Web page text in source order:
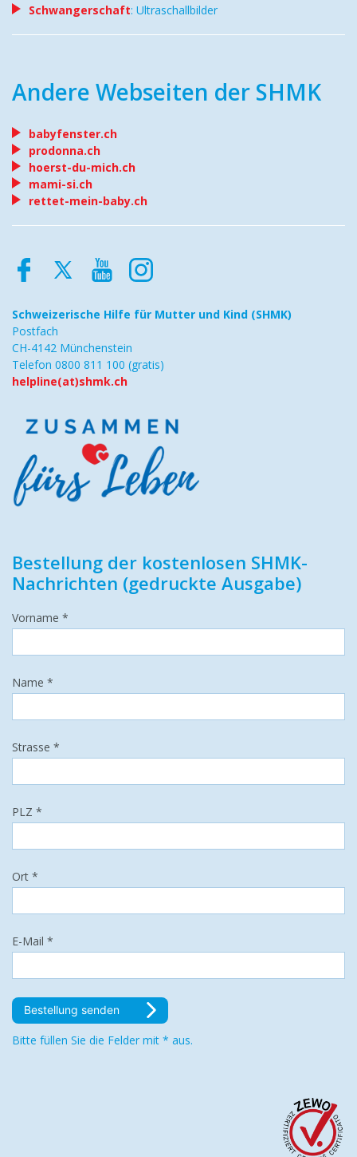
Schwangerschaft: Ultraschallbilder
Andere Webseiten der SHMK
babyfenster.ch
prodonna.ch
hoerst-du-mich.ch
mami-si.ch
rettet-mein-baby.ch
Schweizerische Hilfe für Mutter und Kind (SHMK)
Postfach
CH-4142 Münchenstein
Telefon 0800 811 100 (gratis)
helpline(at)shmk.ch
Bestellung der kostenlosen SHMK-
Nachrichten (gedruckte Ausgabe)
Vorname *
Name *
Strasse *
PLZ *
Ort *
E-Mail *
Bestellung senden
Bitte füllen Sie die Felder mit * aus.